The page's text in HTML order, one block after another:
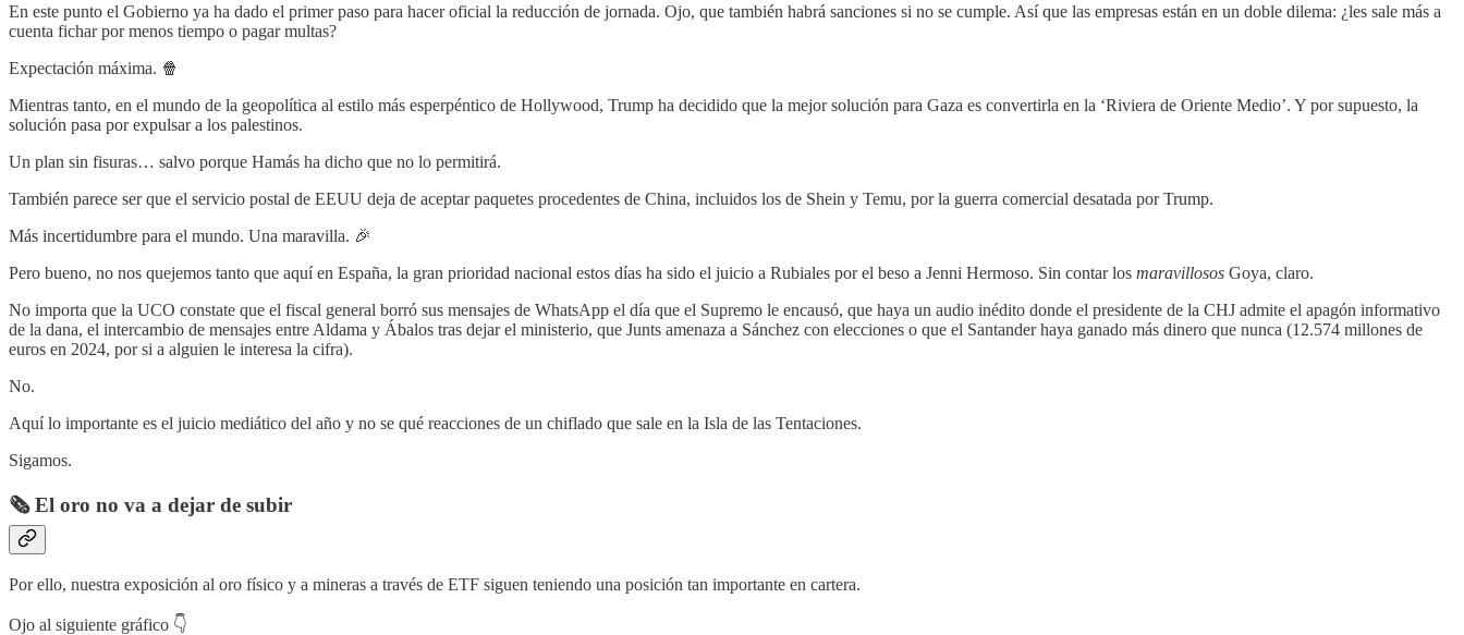
En este punto el Gobierno ya ha dado el primer paso para hacer oficial la reducción de jornada. Ojo, que también habrá sanciones si no se cumple. Así que las empresas están en un doble dilema: ¿les sale más a
cuenta fichar por menos tiempo o pagar multas?
Expectación máxima. 🍿
Mientras tanto, en el mundo de la geopolítica al estilo más esperpéntico de Hollywood, Trump ha decidido que la mejor solución para Gaza es convertirla en la ‘Riviera de Oriente Medio’. Y por supuesto, la
solución pasa por expulsar a los palestinos.
Un plan sin fisuras… salvo porque Hamás ha dicho que no lo permitirá.
También parece ser que el servicio postal de EEUU deja de aceptar paquetes procedentes de China, incluidos los de Shein y Temu, por la guerra comercial desatada por Trump.
Más incertidumbre para el mundo. Una maravilla. 🎉
Pero bueno, no nos quejemos tanto que aquí en España, la gran prioridad nacional estos días ha sido el juicio a Rubiales por el beso a Jenni Hermoso. Sin contar los maravillosos Goya, claro.
No importa que la UCO constate que el fiscal general borró sus mensajes de WhatsApp el día que el Supremo le encausó, que haya un audio inédito donde el presidente de la CHJ admite el apagón informativo
de la dana, el intercambio de mensajes entre Aldama y Ábalos tras dejar el ministerio, que Junts amenaza a Sánchez con elecciones o que el Santander haya ganado más dinero que nunca (12.574 millones de
euros en 2024, por si a alguien le interesa la cifra).
No.
Aquí lo importante es el juicio mediático del año y no se qué reacciones de un chiflado que sale en la Isla de las Tentaciones.
Sigamos.
🗞️ El oro no va a dejar de subir
Por ello, nuestra exposición al oro físico y a mineras a través de ETF siguen teniendo una posición tan importante en cartera.
Ojo al siguiente gráfico 👇